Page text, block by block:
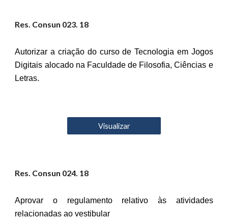
Res. Consun 023. 18
Autorizar a criação do curso de Tecnologia em Jogos
Digitais alocado na Faculdade de Filosofia, Ciências e
Letras.
Visualizar
Res. Consun 024. 18
Aprovar o regulamento relativo às atividades
relacionadas ao vestibular